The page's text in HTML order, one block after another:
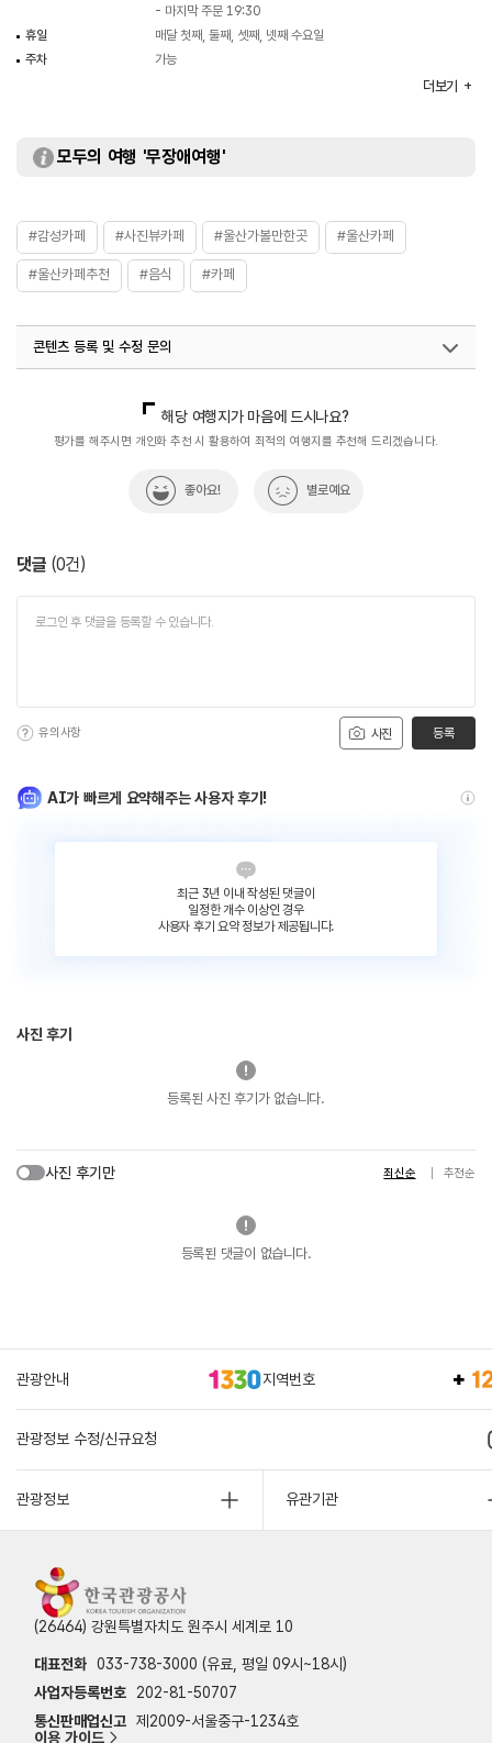
- 마지막 주문 19:30
휴일
매달 첫째, 둘째, 셋째, 넷째 수요일
주차
가능
더보기
모두의 여행 '무장애여행'
#감성카페 #사진뷰카페 #울산가볼만한곳 #울산카페
#울산카페추천 #음식 #카페
콘텐츠 등록 및 수정 문의
해당 여행지가 마음에 드시나요?
평가를 해주시면 개인화 추천 시 활용하여 최적의 여행지를 추천해 드리겠습니다.
좋아요! 별로예요
댓글 (0건)
사진
유의사항 등록
AI가 빠르게 요약해주는 사용자 후기!
최근 3년 이내 작성된 댓글이
일정한 개수 이상인 경우
사용자 후기 요약 정보가 제공됩니다.
사진 후기
등록된 사진 후기가 없습니다.
사진 후기만 최신순 추천순
등록된 댓글이 없습니다.
관광안내 지역번호
관광정보 수정/신규요청
관광정보 유관기관
(26464) 강원특별자치도 원주시 세계로 10
대표전화 033-738-3000 (유료, 평일 09시~18시)
사업자등록번호
202-81-50707
통신판매업신고 제2009-서울중구-1234호
이용 가이드